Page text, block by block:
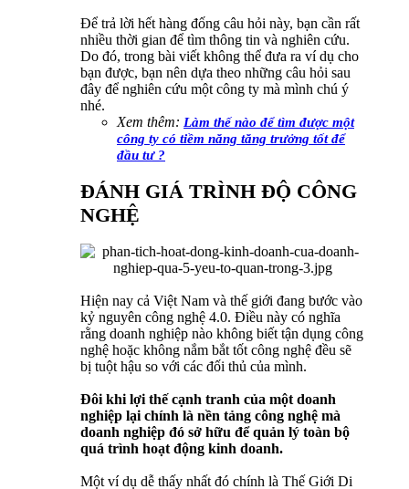
Để trả lời hết hàng đống câu hỏi này, bạn cần rất
nhiều thời gian để tìm thông tin và nghiên cứu.
Do đó, trong bài viết không thể đưa ra ví dụ cho
bạn được, bạn nên dựa theo những câu hỏi sau
đây để nghiên cứu một công ty mà mình chú ý
nhé.
Xem thêm: Làm thế nào để tìm được một
công ty có tiềm năng tăng trưởng tốt để
đầu tư ?
ĐÁNH GIÁ TRÌNH ĐỘ CÔNG
NGHỆ
Hiện nay cả Việt Nam và thế giới đang bước vào
kỷ nguyên công nghệ 4.0. Điều này có nghĩa
rằng doanh nghiệp nào không biết tận dụng công
nghệ hoặc không nắm bắt tốt công nghệ đều sẽ
bị tuột hậu so với các đối thủ của mình.
Đôi khi lợi thế cạnh tranh của một doanh
nghiệp lại chính là nền tảng công nghệ mà
doanh nghiệp đó sở hữu để quản lý toàn bộ
quá trình hoạt động kinh doanh.
Một ví dụ dễ thấy nhất đó chính là Thế Giới Di